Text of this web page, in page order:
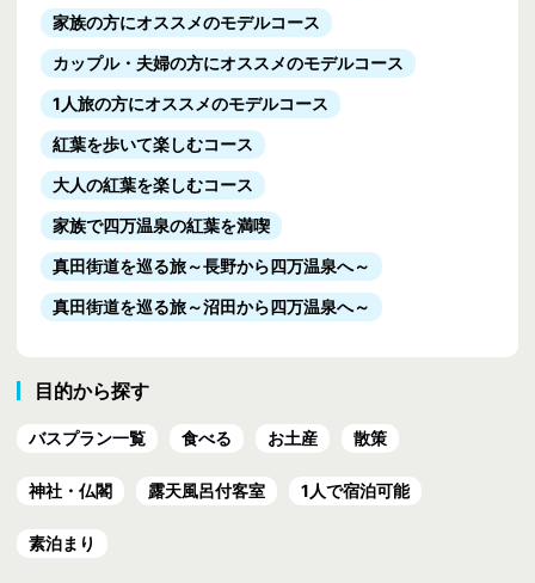
家族の方にオススメのモデルコース
カップル・夫婦の方にオススメのモデルコース
1人旅の方にオススメのモデルコース
紅葉を歩いて楽しむコース
大人の紅葉を楽しむコース
家族で四万温泉の紅葉を満喫
真田街道を巡る旅～長野から四万温泉へ～
真田街道を巡る旅～沼田から四万温泉へ～
目的から探す
バスプラン一覧 食べる お土産 散策
神社・仏閣 露天風呂付客室 1人で宿泊可能
素泊まり